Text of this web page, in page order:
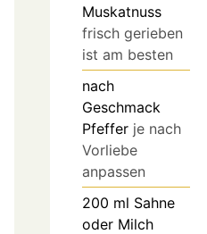
Muskatnuss
frisch gerieben
ist am besten
nach
Geschmack
Pfeffer je nach
Vorliebe
anpassen
200 ml Sahne
oder Milch